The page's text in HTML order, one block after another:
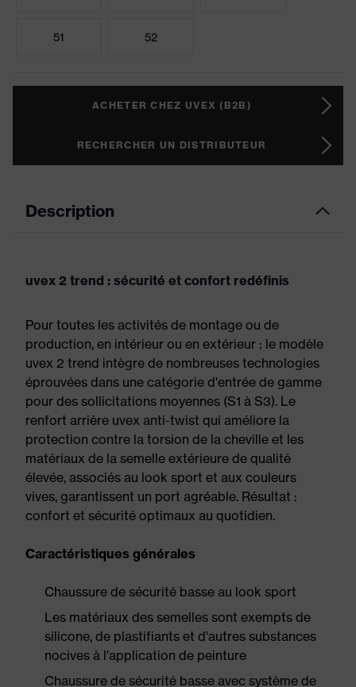
51 52
ACHETER CHEZ UVEX (B2B)
RECHERCHER UN DISTRIBUTEUR
Description
uvex 2 trend : sécurité et confort redéfinis
Pour toutes les activités de montage ou de
production, en intérieur ou en extérieur : le modèle
uvex 2 trend intègre de nombreuses technologies
éprouvées dans une catégorie d'entrée de gamme
pour des sollicitations moyennes (S1 à S3). Le
renfort arrière uvex anti-twist qui améliore la
protection contre la torsion de la cheville et les
matériaux de la semelle extérieure de qualité
élevée, associés au look sport et aux couleurs
vives, garantissent un port agréable. Résultat :
confort et sécurité optimaux au quotidien.
Caractéristiques générales
Chaussure de sécurité basse au look sport
Les matériaux des semelles sont exempts de
silicone, de plastifiants et d'autres substances
nocives à l'application de peinture
Chaussure de sécurité basse avec système de